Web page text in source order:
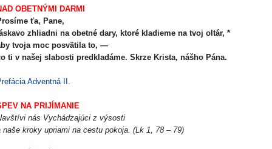
OBETNÝMI DARMI
ťa, Pane,
zhliadni na obetné dary, ktoré kladieme na tvoj oltár, *
tvoja moc posvätila to, —
ti v našej slabosti predkladáme. Skrze Krista, nášho Pána.
Adventná II.
NA PRIJÍMANIE
nás Vychádzajúci z výsosti
naše kroky upriami na cestu pokoja. (Lk 1, 78 – 79)